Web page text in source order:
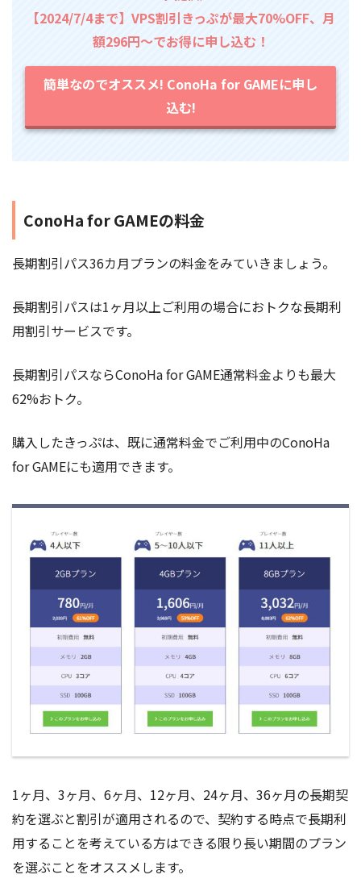
【2024/7/4まで】VPS割引きっぷが最大70%OFF、月
額296円～でお得に申し込む！
簡単なのでオススメ! ConoHa for GAMEに申し
込む!
ConoHa for GAMEの料金
長期割引パス36カ月プランの料金をみていきましょう。
長期割引パスは1ヶ月以上ご利用の場合におトクな長期利
用割引サービスです。
長期割引パスならConoHa for GAME通常料金よりも最大
62%おトク。
購入したきっぷは、既に通常料金でご利用中のConoHa
for GAMEにも適用できます。
1ヶ月、3ヶ月、6ヶ月、12ヶ月、24ヶ月、36ヶ月の長期契
約を選ぶと割引が適用されるので、契約する時点で長期利
用することを考えている方はできる限り長い期間のプラン
を選ぶことをオススメします。